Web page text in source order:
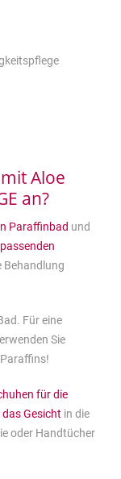
Aloe
an?
Paraffinbad und
passenden
Behandlung
Für eine
Sie
für die
Gesicht in die
oder Handtücher